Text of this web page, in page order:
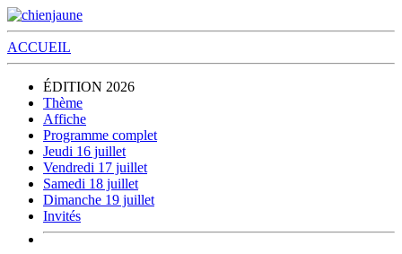
ACCUEIL
ÉDITION 2026
Thème
Affiche
Programme complet
Jeudi 16 juillet
Vendredi 17 juillet
Samedi 18 juillet
Dimanche 19 juillet
Invités